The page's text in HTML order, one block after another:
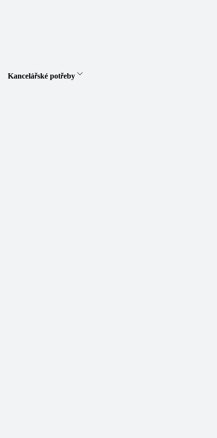
Kancelářské potřeby